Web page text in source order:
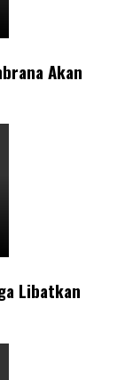
Akan
Libatkan